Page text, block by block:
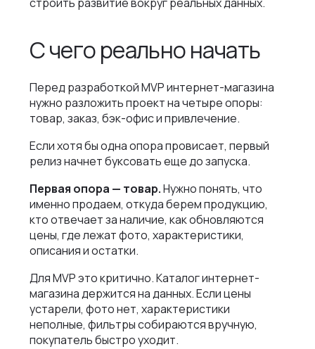
С чего реально начать
Перед разработкой MVP интернет-магазина
нужно разложить проект на четыре опоры:
товар, заказ, бэк-офис и привлечение.
Если хотя бы одна опора провисает, первый
релиз начнет буксовать еще до запуска.
Первая опора — товар.Нужно понять, что
именно продаем, откуда берем продукцию,
кто отвечает за наличие, как обновляются
цены, где лежат фото, характеристики,
описания и остатки.
Для MVP это критично. Каталог интернет-
магазина держится на данных. Если цены
устарели, фото нет, характеристики
неполные, фильтры собираются вручную,
покупатель быстро уходит.